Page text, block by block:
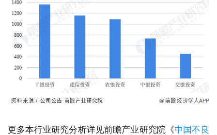
更多本行业研究分析详见前瞻产业研究院《中国不良